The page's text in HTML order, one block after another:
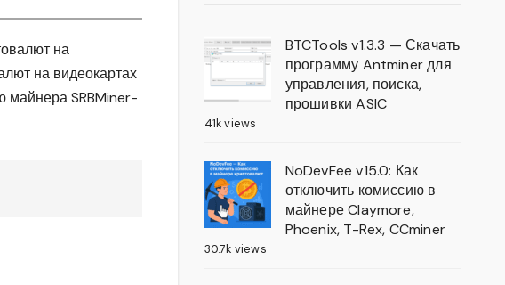
на
на видеокартах
майнера SRBMiner-
BTCTools v1.3.3 — Скачать
программу Antminer для
управления, поиска,
прошивки ASIC
41k views
NoDevFee v15.0: Как
отключить комиссию в
майнере Claymore,
Phoenix, T-Rex, CCminer
30.7k views